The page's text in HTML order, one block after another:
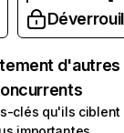
d'autres
clés qu'ils ciblent